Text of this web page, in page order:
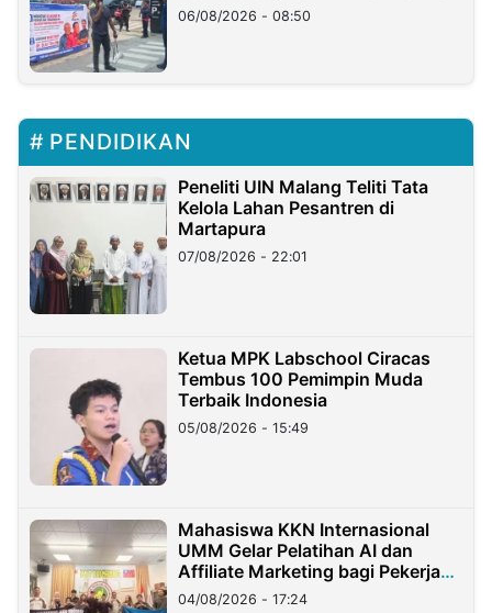
06/08/2026 - 08:50
PENDIDIKAN
Peneliti UIN Malang Teliti Tata
Kelola Lahan Pesantren di
Martapura
07/08/2026 - 22:01
Ketua MPK Labschool Ciracas
Tembus 100 Pemimpin Muda
Terbaik Indonesia
05/08/2026 - 15:49
Mahasiswa KKN Internasional
UMM Gelar Pelatihan AI dan
Affiliate Marketing bagi Pekerja
Migran Indonesia di Taiwan
04/08/2026 - 17:24